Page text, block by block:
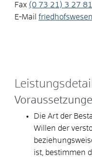
Fax (0 73 21) 3 27 81
E-Mail
Die Art der
Willen der
ist, bestimmen